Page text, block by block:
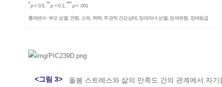
*p< 0.5, **p< 0.1,*** p< .001
통제변수: 부모 성별, 연령, 소득, 학력, 주관적 건강상태, 장애자녀 성별, 장애유형, 장애등급
<그림 3> 돌봄 스트레스와 삶의 만족도 간의 관계에서 자